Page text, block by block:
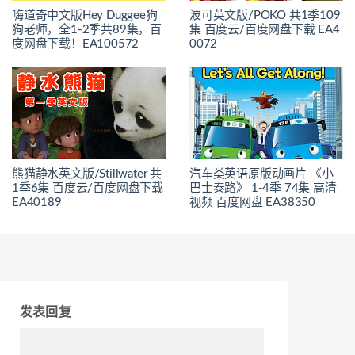
嗨道奇中文版Hey Duggee狗
狗老师，全1-2季共89集，百
度网盘下载！EA100572
波可英文版/POKO 共1季109
集 百度云/百度网盘下载 EA4
0072
熊猫静水英文版/Stillwater 共
1季6集 百度云/百度网盘下载
EA40189
汽车类英语原版动画片 《小
巴士泰路》 1-4季 74集 高清
视频 百度网盘 EA38350
发表回复